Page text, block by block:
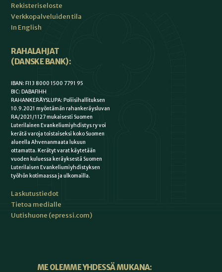
Rekisteriseloste
Verkkopalveluiden tila
In English
RAHALAHJAT
(DANSKE BANK):
IBAN: FI13 8000 1500 7791 95
BIC: DABAFIHH
RAHANKERÄYSLUPA: Poliisihallituksen
10.9.2021 myöntämän rahankeräysluvan
RA/2021/1127 mukaisesti Suomen
Luterilainen Evankeliumiyhdistys ry voi
kerätä varoja toistaiseksi koko Suomen
alueella Ahvenanmaata lukuun
ottamatta. Kerätyt varat käytetään
vuoden kuluessa keräyksestä Suomen
Luterilaisen Evankeliumiyhdistyksen
työhön kotimaassa ja ulkomailla.
Laskutustiedot
Tietoa medialle
Uutishuone (epressi.com)
ME OLEMME YHDESSÄ MUKANA: